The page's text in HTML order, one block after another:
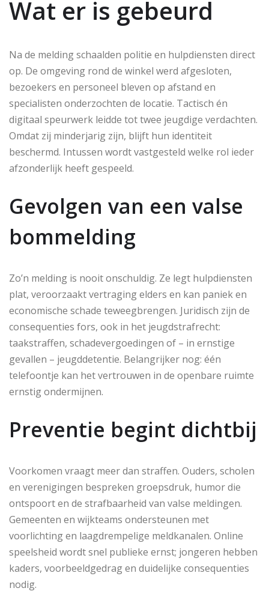
Wat er is gebeurd
Na de melding schaalden politie en hulpdiensten direct
op. De omgeving rond de winkel werd afgesloten,
bezoekers en personeel bleven op afstand en
specialisten onderzochten de locatie. Tactisch én
digitaal speurwerk leidde tot twee jeugdige verdachten.
Omdat zij minderjarig zijn, blijft hun identiteit
beschermd. Intussen wordt vastgesteld welke rol ieder
afzonderlijk heeft gespeeld.
Gevolgen van een valse
bommelding
Zo’n melding is nooit onschuldig. Ze legt hulpdiensten
plat, veroorzaakt vertraging elders en kan paniek en
economische schade teweegbrengen. Juridisch zijn de
consequenties fors, ook in het jeugdstrafrecht:
taakstraffen, schadevergoedingen of – in ernstige
gevallen – jeugddetentie. Belangrijker nog: één
telefoontje kan het vertrouwen in de openbare ruimte
ernstig ondermijnen.
Preventie begint dichtbij
Voorkomen vraagt meer dan straffen. Ouders, scholen
en verenigingen bespreken groepsdruk, humor die
ontspoort en de strafbaarheid van valse meldingen.
Gemeenten en wijkteams ondersteunen met
voorlichting en laagdrempelige meldkanalen. Online
speelsheid wordt snel publieke ernst; jongeren hebben
kaders, voorbeeldgedrag en duidelijke consequenties
nodig.